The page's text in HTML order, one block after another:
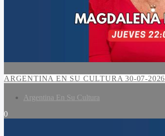
ARGENTINA EN SU CULTURA 30-07-2026
Argentina En Su Cultura
0